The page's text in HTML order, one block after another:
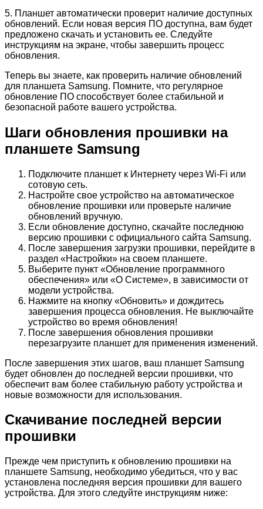
5. Планшет автоматически проверит наличие доступных
обновлений. Если новая версия ПО доступна, вам будет
предложено скачать и установить ее. Следуйте
инструкциям на экране, чтобы завершить процесс
обновления.
Теперь вы знаете, как проверить наличие обновлений
для планшета Samsung. Помните, что регулярное
обновление ПО способствует более стабильной и
безопасной работе вашего устройства.
Шаги обновления прошивки на
планшете Samsung
Подключите планшет к Интернету через Wi-Fi или
сотовую сеть.
Настройте свое устройство на автоматическое
обновление прошивки или проверьте наличие
обновлений вручную.
Если обновление доступно, скачайте последнюю
версию прошивки с официального сайта Samsung.
После завершения загрузки прошивки, перейдите в
раздел «Настройки» на своем планшете.
Выберите пункт «Обновление программного
обеспечения» или «О Системе», в зависимости от
модели устройства.
Нажмите на кнопку «Обновить» и дождитесь
завершения процесса обновления. Не выключайте
устройство во время обновления!
После завершения обновления прошивки
перезагрузите планшет для применения изменений.
После завершения этих шагов, ваш планшет Samsung
будет обновлен до последней версии прошивки, что
обеспечит вам более стабильную работу устройства и
новые возможности для использования.
Скачивание последней версии
прошивки
Прежде чем приступить к обновлению прошивки на
планшете Samsung, необходимо убедиться, что у вас
установлена последняя версия прошивки для вашего
устройства. Для этого следуйте инструкциям ниже: